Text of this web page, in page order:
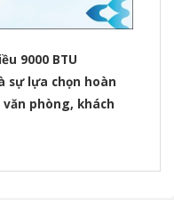
9000 BTU
sự lựa chọn hoàn
phòng, khách